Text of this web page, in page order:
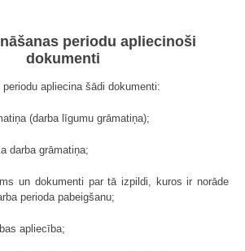
periodu apliecinoši
dokumenti
apliecina šādi dokumenti:
(darba līgumu grāmatiņa);
darba grāmatiņa;
un dokumenti par tā izpildi, kuros ir norāde
perioda pabeigšanu;
apliecība;